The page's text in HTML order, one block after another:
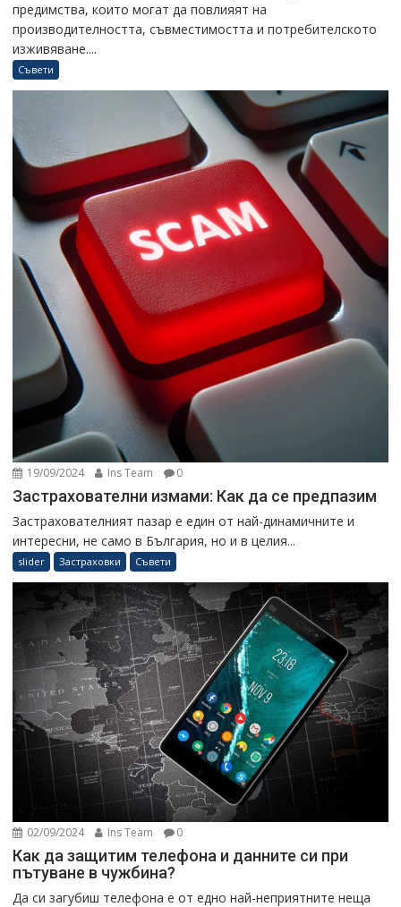
предимства, които могат да повлияят на
производителността, съвместимостта и потребителското
изживяване....
Съвети
19/09/2024 Ins Team 0
Застрахователни измами: Как да се предпазим
Застрахователният пазар е един от най-динамичните и
интересни, не само в България, но и в целия...
slider Застраховки Съвети
02/09/2024 Ins Team 0
Как да защитим телефона и данните си при
пътуване в чужбина?
Да си загубиш телефона е от едно най-неприятните неща